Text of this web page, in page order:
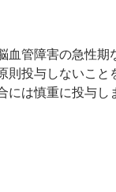
血管障害の急性期
則投与しないこと
には慎重に投与し